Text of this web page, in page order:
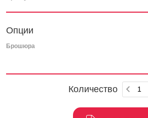
Опции
Брошюра
Количество